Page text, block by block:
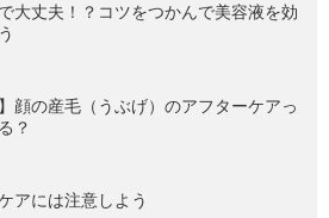
大丈夫！？コツをつかんで美容液を効
顔の産毛（うぶげ）のアフターケアっ
？
アには注意しよう